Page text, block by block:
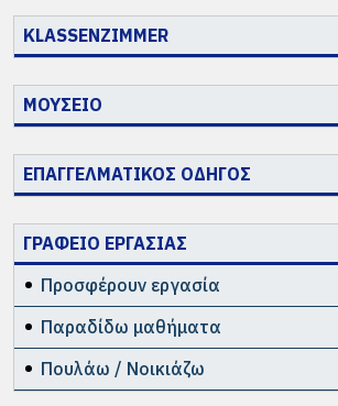
KLASSENZIMMER
ΜΟΥΣΕΙΟ
ΕΠΑΓΓΕΛΜΑΤΙΚΟΣ ΟΔΗΓΟΣ
ΓΡΑΦΕΙΟ ΕΡΓΑΣΙΑΣ
Προσφέρουν εργασία
Παραδίδω μαθήματα
Πουλάω / Νοικιάζω